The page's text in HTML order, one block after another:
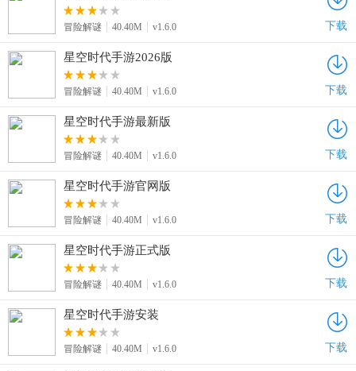
冒险解谜 40.40M v1.6.0 下载
星空时代手游2026版
冒险解谜 40.40M v1.6.0 下载
星空时代手游最新版
冒险解谜 40.40M v1.6.0 下载
星空时代手游官网版
冒险解谜 40.40M v1.6.0 下载
星空时代手游正式版
冒险解谜 40.40M v1.6.0 下载
星空时代手游安装
冒险解谜 40.40M v1.6.0 下载